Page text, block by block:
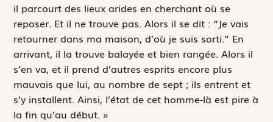
il parcourt des lieux arides en cherchant où se
reposer. Et il ne trouve pas. Alors il se dit : “Je vais
retourner dans ma maison, d’où je suis sorti.” En
arrivant, il la trouve balayée et bien rangée. Alors il
s’en va, et il prend d’autres esprits encore plus
mauvais que lui, au nombre de sept ; ils entrent et
s’y installent. Ainsi, l’état de cet homme-là est pire à
la fin qu’au début. »